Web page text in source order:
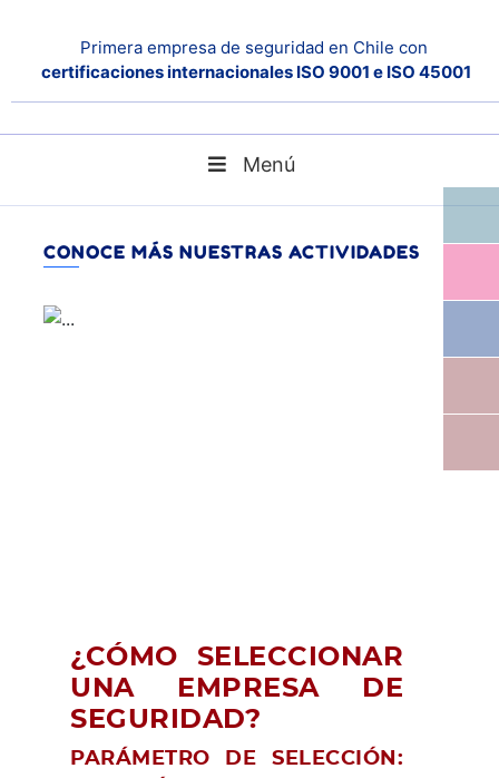
Primera empresa de seguridad en Chile con
certificaciones internacionales ISO 9001 e ISO 45001
Menú
CONOCE MÁS NUESTRAS ACTIVIDADES
¿CÓMO SELECCIONAR
UNA EMPRESA DE
SEGURIDAD?
PARÁMETRO DE SELECCIÓN: